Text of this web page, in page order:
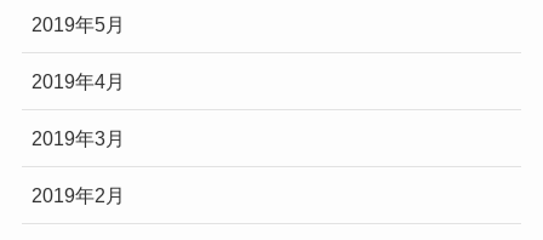
2019年5月
2019年4月
2019年3月
2019年2月